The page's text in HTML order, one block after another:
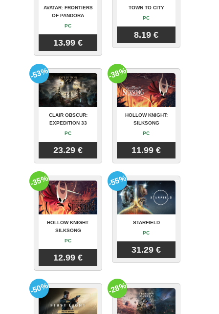
AVATAR: FRONTIERS
OF PANDORA
PC
13.99 €
TOWN TO CITY
PC
8.19 €
CLAIR OBSCUR:
EXPEDITION 33
PC
23.29 €
-53%
HOLLOW KNIGHT:
SILKSONG
PC
11.99 €
-38%
HOLLOW KNIGHT:
SILKSONG
PC
12.99 €
-35%
STARFIELD
PC
31.29 €
-55%
-50% -28%